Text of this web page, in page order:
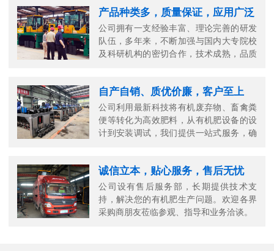
产品种类多，质量保证，应用广泛
公司拥有一支经验丰富、理论完善的研发
队伍，多年来，不断加强与国内大专院校
及科研机构的密切合作，技术成熟，品质
自产自销、质优价廉，客户至上
公司利用最新科技将有机废弃物、畜禽粪
便等转化为高效肥料，从有机肥设备的设
计到安装调试，我们提供一站式服务，确
诚信立本，贴心服务，售后无忧
公司设有售后服务部，长期提供技术支
持，解决您的有机肥生产问题。欢迎各界
采购商朋友莅临参观、指导和业务洽谈。